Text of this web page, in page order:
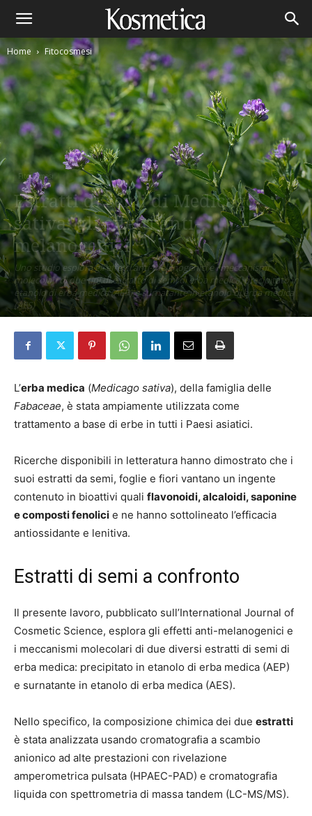
Home Fitocosmesi
Fitocosmesi
Estratti di semi di Medicago
sativa: gli effetti anti-
melanogenici
Uno studio esplora gli effetti anti-melanogenici e i meccanismi
molecolari di due tipi di estratto di semi di erba medica: precipitato in
etanolo di erba medica (AEP) e surnatante in etanolo di erba medica
(AES)
L’erba medica (Medicago sativa), della famiglia delle
Fabaceae, è stata ampiamente utilizzata come
trattamento a base di erbe in tutti i Paesi asiatici.
Ricerche disponibili in letteratura hanno dimostrato che i
suoi estratti da semi, foglie e fiori vantano un ingente
contenuto in bioattivi quali flavonoidi, alcaloidi, saponine
e composti fenolici e ne hanno sottolineato l’efficacia
antiossidante e lenitiva.
Estratti di semi a confronto
Il presente lavoro, pubblicato sull’International Journal of
Cosmetic Science, esplora gli effetti anti-melanogenici e
i meccanismi molecolari di due diversi estratti di semi di
erba medica: precipitato in etanolo di erba medica (AEP)
e surnatante in etanolo di erba medica (AES).
Nello specifico, la composizione chimica dei due estratti
è stata analizzata usando cromatografia a scambio
anionico ad alte prestazioni con rivelazione
amperometrica pulsata (HPAEC-PAD) e cromatografia
liquida con spettrometria di massa tandem (LC-MS/MS).